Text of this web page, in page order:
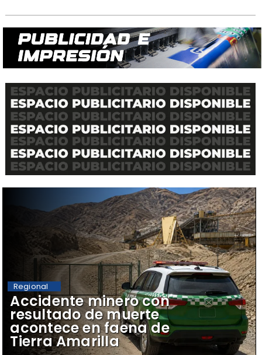
Accidente minero con
resultado de muerte
acontece en faena de
Tierra Amarilla
Regional